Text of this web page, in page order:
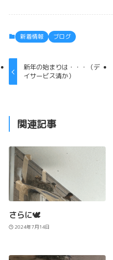
新着情報 ブログ
新年の始まりは・・・（デ
イサービス清か）
関連記事
さらに🕊️
2024年7月14日